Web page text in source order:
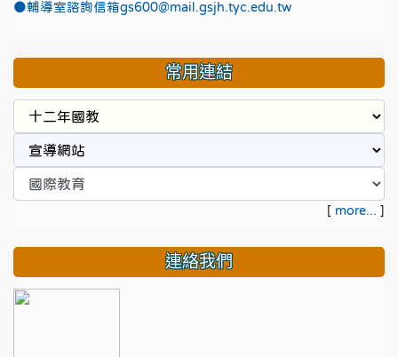
●輔導室諮詢信箱gs600@mail.gsjh.tyc.edu.tw
常用連結
[ more... ]
連絡我們